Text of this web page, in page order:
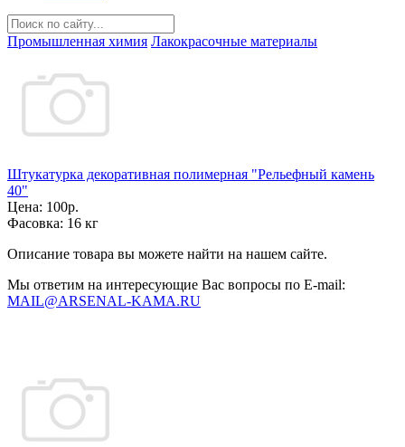
Промышленная химия Лакокрасочные материалы
Штукатурка декоративная полимерная "Рельефный камень
40"
Цена: 100р.
Фасовка: 16 кг
Описание товара вы можете найти на нашем сайте.
Мы ответим на интересующие Вас вопросы по E-mail:
MAIL@ARSENAL-KAMA.RU